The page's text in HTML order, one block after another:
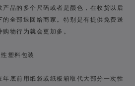
品的多个尺码或者是颜色，在收货以后
全部退回给商家。特别是有提供免费送
物行为就会更加多。
塑料包装
底前用纸袋或纸板箱取代大部分一次性